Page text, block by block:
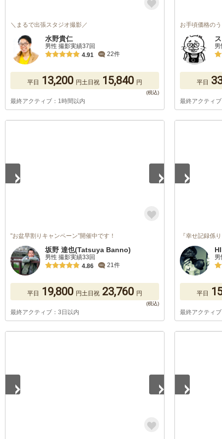
＼まるで出張スタジオ撮影／
水野貴仁
男性 撮影実績37回
4.91
22件
平日 13,200 円土日祝 15,840 円
最終アクティブ：1時間以内
お手頃価格の
平日
最終アクティ
"お盆早割りキャンペーン”開催中です！
坂野 達也(Tatsuya Banno)
男性 撮影実績33回
4.86
21件
平日 19,800 円土日祝 23,760 円
最終アクティブ：3日以内
『幸せ記録係
平日
最終アクティ